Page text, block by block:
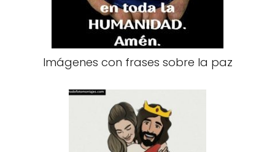
Imágenes con frases sobre la paz